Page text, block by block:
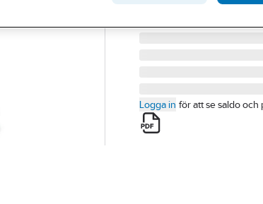
112.0606.045
Logga in för att se saldo och